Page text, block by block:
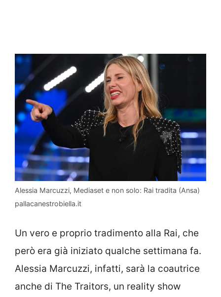
Alessia Marcuzzi, Mediaset e non solo: Rai tradita (Ansa)
pallacanestrobiella.it
Un vero e proprio tradimento alla Rai, che
però era già iniziato qualche settimana fa.
Alessia Marcuzzi, infatti, sarà la coautrice
anche di The Traitors, un reality show